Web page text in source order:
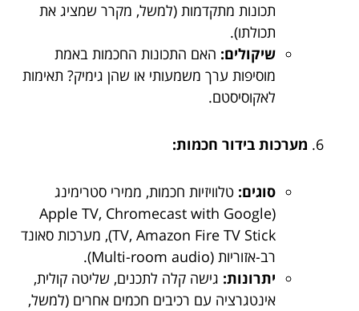
תכונות מתקדמות (למשל, מקרר שמציג את
תכולתו).
שיקולים: האם התכונות החכמות באמת
מוסיפות ערך משמעותי או שהן גימיק? תאימות
לאקוסיסטם.
מערכות בידור חכמות:
סוגים: טלוויזיות חכמות, ממירי סטרימינג
(Apple TV, Chromecast with Google
TV, Amazon Fire TV Stick), מערכות סאונד
רב-אזוריות (Multi-room audio).
יתרונות: גישה קלה לתכנים, שליטה קולית,
אינטגרציה עם רכיבים חכמים אחרים (למשל,